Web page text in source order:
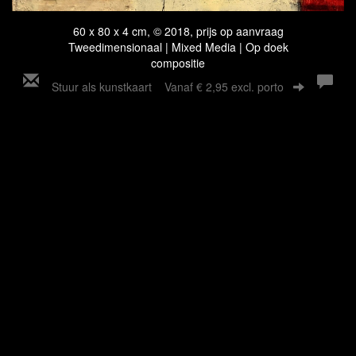
60 x 80 x 4 cm, © 2018, prijs op aanvraag
Tweedimensionaal | Mixed Media | Op doek
compositie
Stuur als kunstkaart Vanaf € 2,95 excl. porto